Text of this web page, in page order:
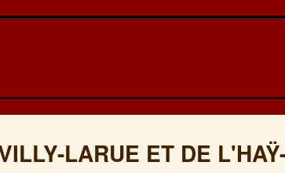
LARUE ET DE